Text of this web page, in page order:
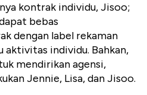
kontrak individu, Jisoo;
bebas
dengan label rekaman
aktivitas individu. Bahkan,
mendirikan agensi,
Jennie, Lisa, dan Jisoo.